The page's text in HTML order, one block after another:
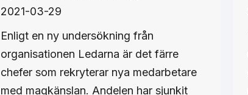
2021-03-29
Enligt en ny undersökning från
organisationen Ledarna är det färre
chefer som rekryterar nya medarbetare
med magkänslan. Andelen har sjunkit